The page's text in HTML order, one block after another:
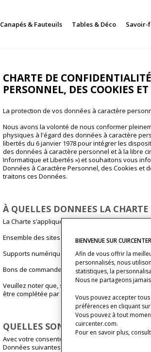
Canapés & Fauteuils Tables & Déco Savoir-
CHARTE DE
PERSONNEL, DES COOKIES
La protection de vos données à caractère
Nous avons la volonté de nous conformer
physiques à l'égard des données à caractère
libertés du 6 janvier 1978 pour intégrer les
des données à caractère personnel et à la libre
Informatique et Libertés ») et souhaitons vous
Données à Caractère Personnel, des Cookies et
traitons ces Données.
À QUELLES DONNEES LA
La Charte s’applique à toutes les Données
Ensemble des sites internet édités par Cuir Center
Supports numériques disponibles dans les
Bons de commande disponibles dans les
Veuillez noter que, s'agissant des Supports
être complétée par des dispositions spécifiques
QUELLES SONT LES DONNÉES
Avec votre consentement préalable, lorsque
Données suivantes :
BIENVENUE SUR
Afin de vous offrir la
personnalisés, nous
statistiques, la
Nous ne partageons
Vous pouvez accepter
préférences en cliquant
Vous pouvez à tout
cuircenter.com.
Pour en savoir plus,